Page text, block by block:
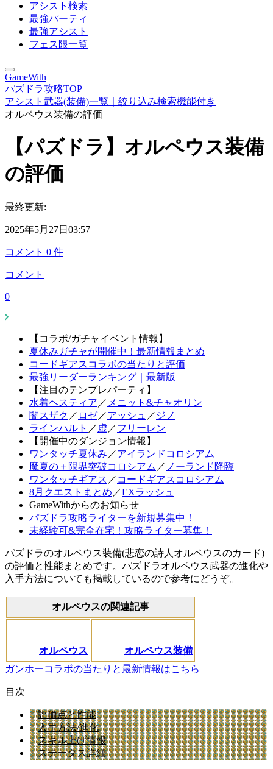
アシスト検索
最強パーティ
最強アシスト
フェス限一覧
GameWith
パズドラ攻略TOP
アシスト武器(装備)一覧｜絞り込み検索機能付き
オルペウス装備の評価
【パズドラ】オルペウス装備
の評価
最終更新:
2025年5月27日03:57
コメント 0 件
コメント
0
【コラボ/ガチャイベント情報】
夏休みガチャが開催中！最新情報まとめ
コードギアスコラボの当たりと評価
最強リーダーランキング｜最新版
【注目のテンプレパーティ】
水着ヘスティア ／ メニット&チャオリン
闇スザク ／ ロゼ／アッシュ ／ ジノ
ラインハルト ／ 虚 ／フリーレン
【開催中のダンジョン情報】
ワンタッチ夏休み ／アイランドコロシアム
魔夏の＋限界突破コロシアム ／ ノーランド降臨
ワンタッチギアス ／ コードギアスコロシアム
8月クエストまとめ ／EXラッシュ
GameWithからのお知らせ
パズドラ攻略ライターを新規募集中！
未経験可&完全在宅！攻略ライター募集！
パズドラのオルペウス装備(悲恋の詩人オルペウスのカード)
の評価と性能まとめです。パズドラオルペウス武器の進化や
入手方法についても掲載しているので参考にどうぞ。
オルペウスの関連記事
オルペウス
オルペウス装備
ガンホーコラボの当たりと最新情報はこちら
目次
評価点と性能
入手方法/進化
スキル上げ情報
ステータス詳細